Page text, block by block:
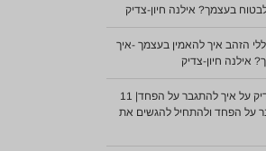
בעצמך? אילנה חיון-צדיק
כללי הזהב איך להאמין בעצמך -איך
אילנה חיון-צדיק
על
איך להתגבר על הפחד| 11
על הפחד ולהתחיל להגשים את